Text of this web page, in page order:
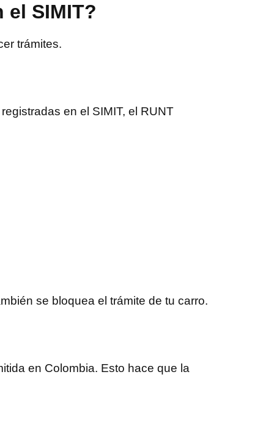
SIMIT?
trámites.
en el SIMIT, el RUNT
se bloquea el trámite de tu carro.
en Colombia. Esto hace que la